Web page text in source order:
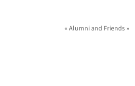
« Alumni and Friends »